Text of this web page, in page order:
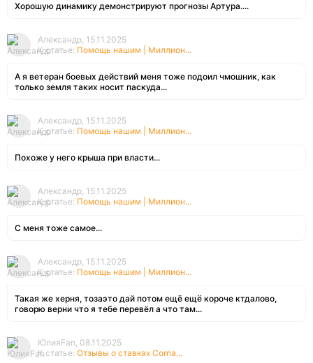
Хорошую динамику демонстрируют прогнозы Артура....
Александр, 15.11.2025
К статье: Помощь нашим | Миллион...
А я ветеран боевых действий меня тоже подоил чмошник, как
только земля таких носит паскуда...
Александр, 15.11.2025
К статье: Помощь нашим | Миллион...
Похоже у него крыша при власти...
Александр, 15.11.2025
К статье: Помощь нашим | Миллион...
С меня тоже самое...
Александр, 15.11.2025
К статье: Помощь нашим | Миллион...
Такая же херня, тозаэто дай потом ещё ещё короче ктдалово,
говорю верни что я тебе перевёл а что там...
ЮлияFan, 08.11.2025
К статье: Отзывы о ставках Corna...